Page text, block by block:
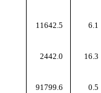
11642.5 6.1
2442.0 16.3
91799.6 0.5